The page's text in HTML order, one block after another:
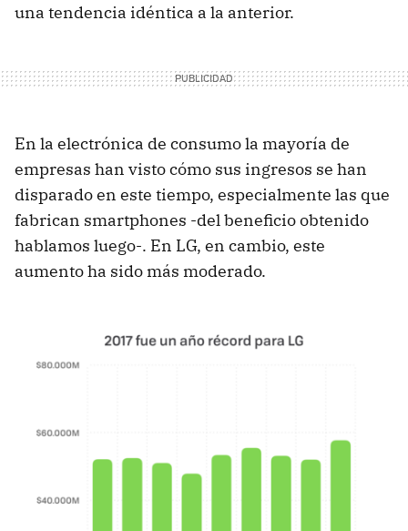
una tendencia idéntica a la anterior.
En la electrónica de consumo la mayoría de
empresas han visto cómo sus ingresos se han
disparado en este tiempo, especialmente las que
fabrican smartphones -del beneficio obtenido
hablamos luego-. En LG, en cambio, este
aumento ha sido más moderado.